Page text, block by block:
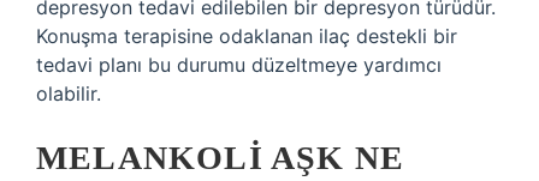
depresyon tedavi edilebilen bir depresyon türüdür.
Konuşma terapisine odaklanan ilaç destekli bir
tedavi planı bu durumu düzeltmeye yardımcı
olabilir.
MELANKOLI AŞK NE